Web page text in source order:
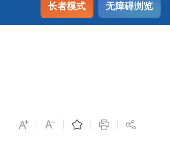
长者模式 无障碍浏览